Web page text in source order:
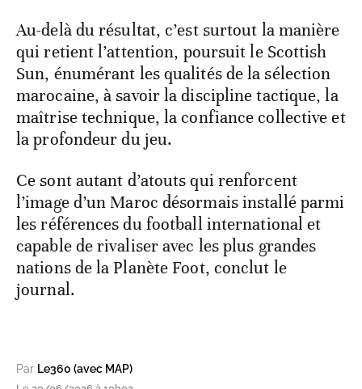
Au-delà du résultat, c’est surtout la manière
qui retient l’attention, poursuit le Scottish
Sun, énumérant les qualités de la sélection
marocaine, à savoir la discipline tactique, la
maîtrise technique, la confiance collective et
la profondeur du jeu.
Ce sont autant d’atouts qui renforcent
l’image d’un Maroc désormais installé parmi
les références du football international et
capable de rivaliser avec les plus grandes
nations de la Planète Foot, conclut le
journal.
Par Le360 (avec MAP)